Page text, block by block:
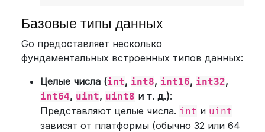
Базовые типы данных
Go предоставляет несколько
фундаментальных встроенных типов данных:
Целые числа (int, int8, int16, int32,
int64, uint, uint8 и т. д.):
Представляют целые числа. int и uint
зависят от платформы (обычно 32 или 64